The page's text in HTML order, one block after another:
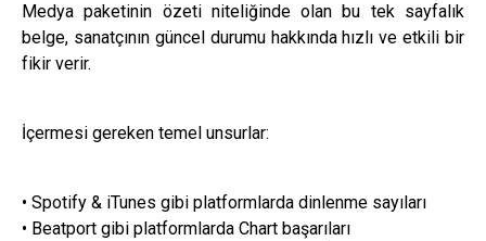
Medya paketinin özeti niteliğinde olan bu tek sayfalık
belge, sanatçının güncel durumu hakkında hızlı ve etkili bir
fikir verir.
İçermesi gereken temel unsurlar:
• Spotify & iTunes gibi platformlarda dinlenme sayıları
• Beatport gibi platformlarda Chart başarıları